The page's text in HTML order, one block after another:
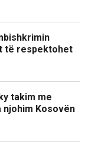
të respektohet
takim me
njohim Kosovën